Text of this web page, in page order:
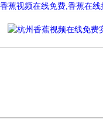
香蕉视频在线免费,香蕉在